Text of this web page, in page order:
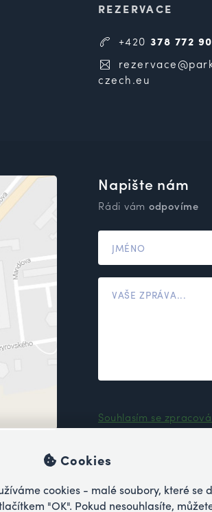
REZERVACE
+420 378 772
czech.eu
Napište nám
Rádi vám odpovíme
Souhlasím se
Cookies
cookies - malé soubory, které se
"OK". Pokud nesouhlasíte,